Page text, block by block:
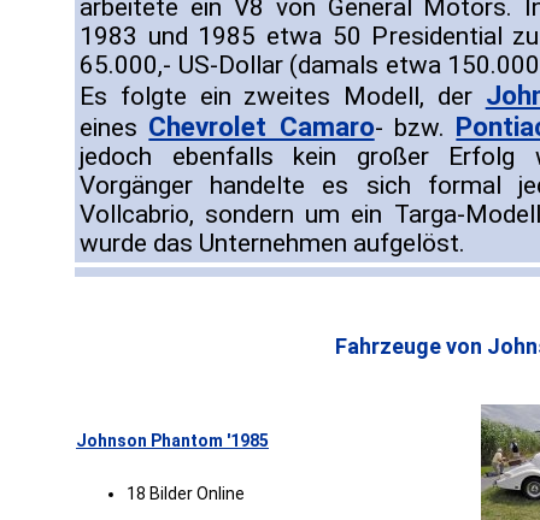
arbeitete ein V8 von General Motors.
1983 und 1985 etwa 50 Presidential
65.000,- US-Dollar (damals etwa
Es folgte ein zweites Modell, der
eines Chevrolet Camaro- bzw.
jedoch ebenfalls kein großer Erfolg
Vorgänger handelte es sich formal
Vollcabrio, sondern um ein Targa-
wurde das Unternehmen aufgelöst.
Fahrzeuge von
Johnson Phantom '1985
18 Bilder Online